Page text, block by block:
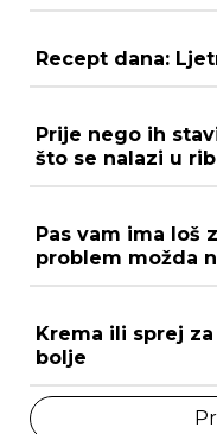
Recept dana:
Prije nego ih
što se nalazi u
Pas vam ima loš
problem možda
Krema ili sprej
bolje